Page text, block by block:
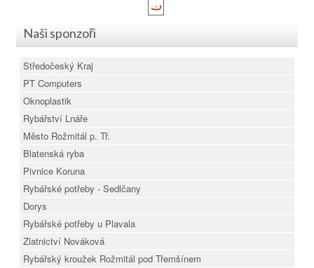
Naši sponzoři
Středočeský Kraj
PT Computers
Oknoplastik
Rybářství Lnáře
Město Rožmitál p. Tř.
Blatenská ryba
Pivnice Koruna
Rybářské potřeby - Sedlčany
Dorys
Rybářské potřeby u Plavala
Zlatnictví Nováková
Rybářský kroužek Rožmitál pod Třemšínem